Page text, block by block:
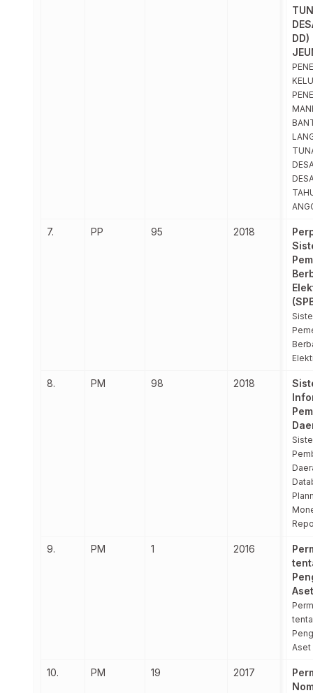
DD)
7. PP 95 2018
8. PM 98 2018
9. PM 1 2016
Aset
10. PM 19 2017